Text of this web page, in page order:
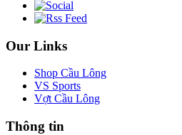
Our Links
Shop Cầu Lông
VS Sports
Vợt Cầu Lông
Thông tin